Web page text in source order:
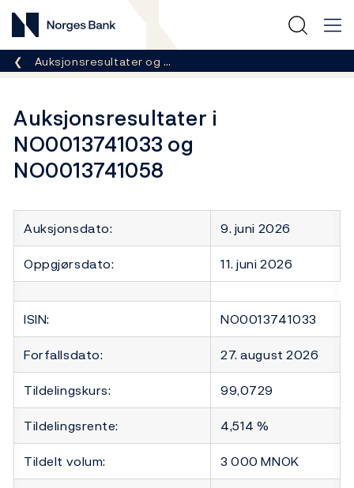
Norges Bank
Her er du nå:
Auksjonsresultater og …
Auksjonsresultater i
NO0013741033 og
NO0013741058
Auksjonsdato:
9. juni 2026
Oppgjørsdato:
11. juni 2026
ISIN:
NO0013741033
Forfallsdato:
27. august 2026
Tildelingskurs:
99,0729
Tildelingsrente:
4,514 %
Tildelt volum:
3 000 MNOK